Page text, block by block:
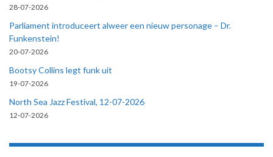
28-07-2026
Parliament introduceert alweer een nieuw personage – Dr.
Funkenstein!
20-07-2026
Bootsy Collins legt funk uit
19-07-2026
North Sea Jazz Festival, 12-07-2026
12-07-2026